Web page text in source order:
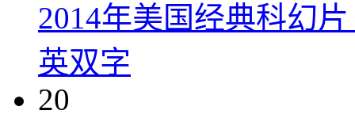
2014年美国经典科幻
英双字
20